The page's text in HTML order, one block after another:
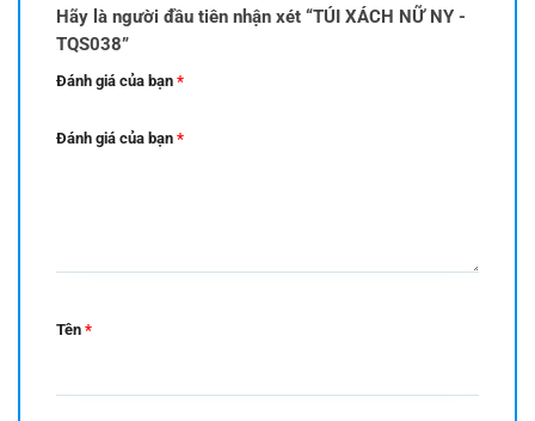
Hãy là người đầu tiên nhận xét “TÚI XÁCH NỮ NY -
TQS038”
Đánh giá của bạn *
Đánh giá của bạn *
Tên *